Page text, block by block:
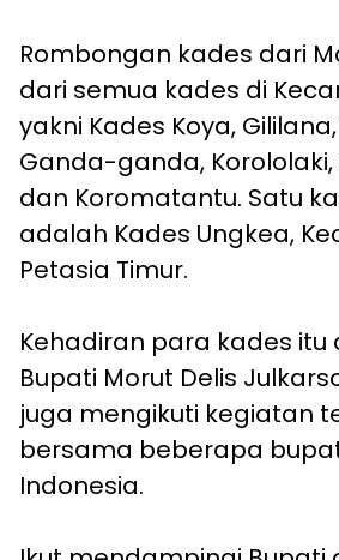
Rombongan kades dari
dari semua kades di
yakni Kades Koya,
Ganda-ganda,
dan Koromatantu. Satu
adalah Kades Ungkea,
Petasia Timur.
Kehadiran para kades
Bupati Morut Delis
juga mengikuti kegiatan
bersama beberapa
Indonesia.